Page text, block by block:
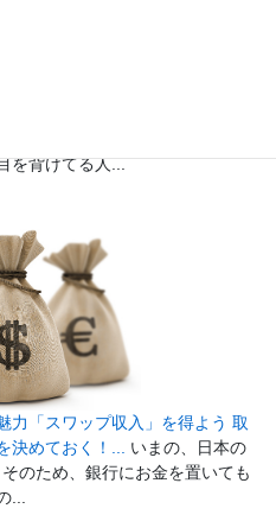
を背けてる人...
力「スワップ収入」を得よう 取
決めておく！... いまの、日本の
のため、銀行にお金を置いても
...